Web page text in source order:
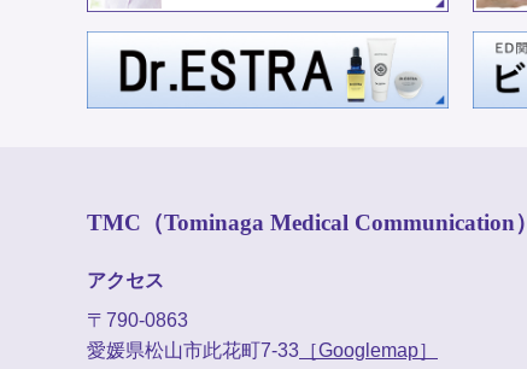
TMC（Tominaga Medical Communication）
アクセス
〒790-0863
愛媛県松山市此花町7-33 ［Googlemap］